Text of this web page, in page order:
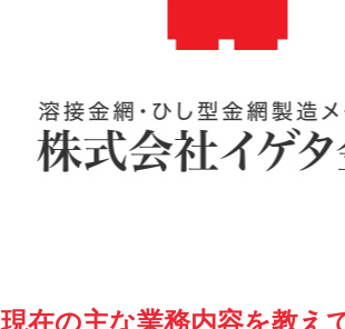
現在の主な業務内容を教え